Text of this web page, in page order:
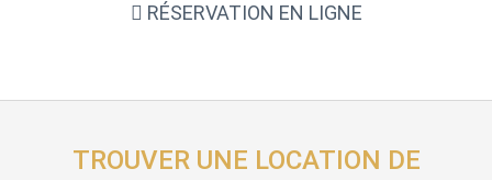
RÉSERVATION EN LIGNE
TROUVER UNE LOCATION DE